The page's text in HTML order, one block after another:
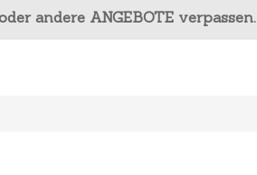
andere ANGEBOTE verpassen.